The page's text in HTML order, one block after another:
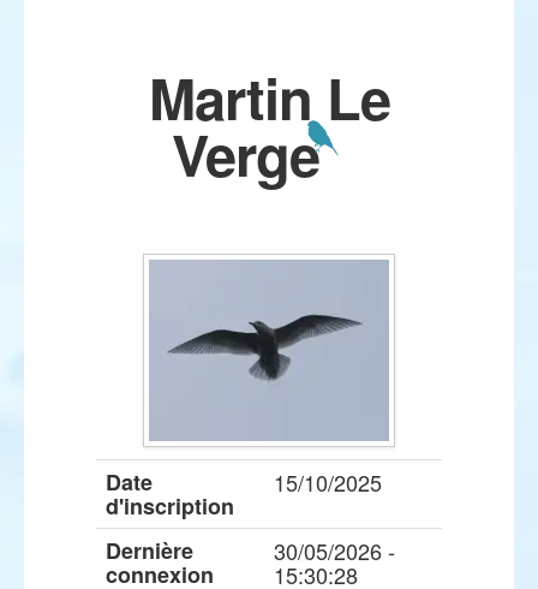
Martin Le
Verge
Date
d'inscription
15/10/2025
Dernière
connexion
30/05/2026 -
15:30:28